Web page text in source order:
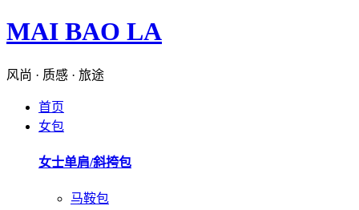
MAI BAO LA
风尚 · 质感 · 旅途
首页
女包
女士单肩/斜挎包
马鞍包